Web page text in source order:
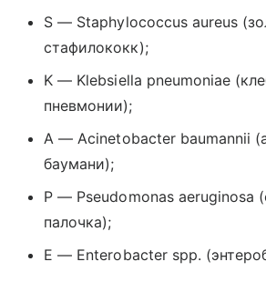
S — Staphylococcus aureus
стафилококк);
K — Klebsiella pneumoniae
пневмонии);
A —Acinetobacter baumannii
баумани);
P — Pseudomonas aeruginosa
палочка);
E — Enterobacter spp.